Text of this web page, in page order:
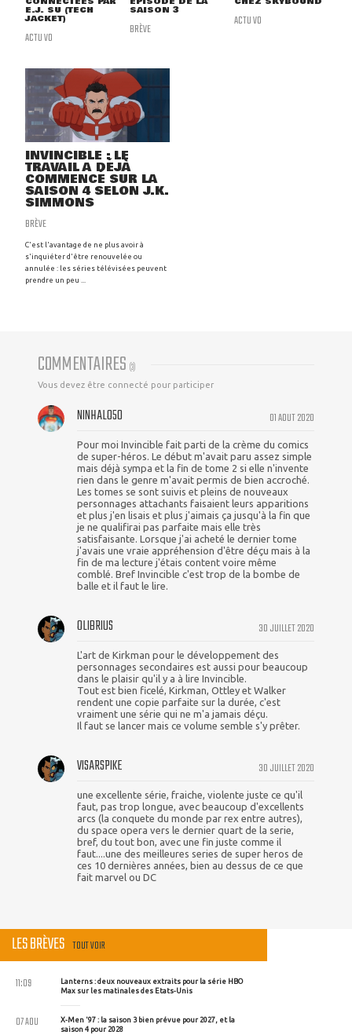
E.J. SU (TECH
JACKET)
ACTU VO
SAISON 3
BRÈVE ACTU VO
INVINCIBLE : LE
TRAVAIL A DÉJÀ
COMMENCÉ SUR LA
SAISON 4 SELON J.K.
SIMMONS
BRÈVE
C'est l'avantage de ne plus avoir à
s'inquiéter d'être renouvelée ou
annulée : les séries télévisées peuvent
prendre un peu ...
COMMENTAIRES (3)
Vous devez être connecté pour participer
01 AOUT 2020
NINHALO50
Pour moi Invincible fait parti de la crème du comics
de super-héros. Le début m'avait paru assez simple
mais déjà sympa et la fin de tome 2 si elle n'invente
rien dans le genre m'avait permis de bien accroché.
Les tomes se sont suivis et pleins de nouveaux
personnages attachants faisaient leurs apparitions
et plus j'en lisais et plus j'aimais ça jusqu'à la fin que
je ne qualifirai pas parfaite mais elle très
satisfaisante. Lorsque j'ai acheté le dernier tome
j'avais une vraie appréhension d'être déçu mais à la
fin de ma lecture j'étais content voire même
comblé. Bref Invincible c'est trop de la bombe de
balle et il faut le lire.
30 JUILLET 2020
OLIBRIUS
L'art de Kirkman pour le développement des
personnages secondaires est aussi pour beaucoup
dans le plaisir qu'il y a à lire Invincible.
Tout est bien ficelé, Kirkman, Ottley et Walker
rendent une copie parfaite sur la durée, c'est
vraiment une série qui ne m'a jamais déçu.
Il faut se lancer mais ce volume semble s'y prêter.
30 JUILLET 2020
VISARSPIKE
une excellente série, fraiche, violente juste ce qu'il
faut, pas trop longue, avec beaucoup d'excellents
arcs (la conquete du monde par rex entre autres),
du space opera vers le dernier quart de la serie,
bref, du tout bon, avec une fin juste comme il
faut....une des meilleures series de super heros de
ces 10 dernières années, bien au dessus de ce que
fait marvel ou DC
LES BRÈVES TOUT VOIR
Lanterns : deux nouveaux extraits pour la série HBO
Max sur les matinales des Etats-Unis
11:09
X-Men '97 : la saison 3 bien prévue pour 2027, et la
saison 4 pour 2028
07 AOU